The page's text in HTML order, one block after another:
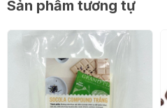
Sản phẩm tương tự